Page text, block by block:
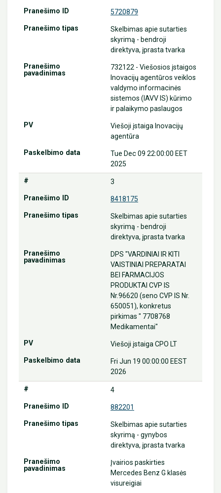
5720879
Skelbimas apie sutarties
skyrimą - bendroji
direktyva, įprasta tvarka
732122 - Viešosios įstaigos
Inovacijų agentūros veiklos
valdymo informacinės
sistemos (IAVV IS) kūrimo
ir palaikymo paslaugos
Viešoji įstaiga Inovacijų
agentūra
Tue Dec 09 22:00:00 EET
2025
3
8418175
Skelbimas apie sutarties
skyrimą - bendroji
direktyva, įprasta tvarka
DPS "VARDINIAI IR KITI
VAISTINIAI PREPARATAI
BEI FARMACIJOS
PRODUKTAI CVP IS
Nr.96620 (seno CVP IS Nr.
650051), konkretus
pirkimas " 7708768
Medikamentai"
Viešoji įstaiga CPO LT
Fri Jun 19 00:00:00 EEST
2026
4
882201
Skelbimas apie sutarties
skyrimą - gynybos
direktyva, įprasta tvarka
Įvairios paskirties
Mercedes Benz G klasės
visureigiai